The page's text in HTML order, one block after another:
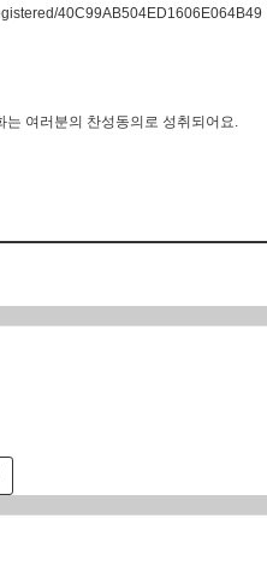
40C99AB504ED1606E064B49
여러분의 찬성동의로 성취되어요.